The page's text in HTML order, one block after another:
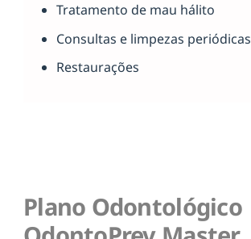
Tratamento de mau hálito
Consultas e limpezas periódicas
Restaurações
Plano Odontológico